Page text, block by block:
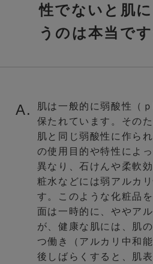
性でないと肌
うのは本当で
A.
肌は一般的に弱酸性（
保たれています。その
肌と同じ弱酸性に作ら
の使用目的や特性によ
異なり、石けんや柔軟
粧水などには弱アルカ
す。このような化粧品
面は一時的に、ややア
が、健康な肌には、肌
つ働き（アルカリ中和
後しばらくすると、肌